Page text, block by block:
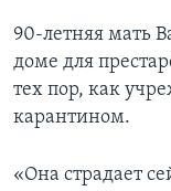
90-летняя мать
доме для
тех пор, как
карантином.
«Она страдает